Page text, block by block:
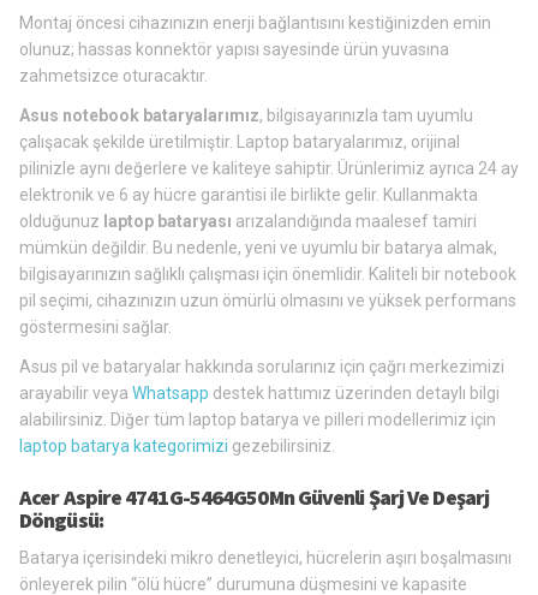
Montaj öncesi cihazınızın enerji bağlantısını kestiğinizden emin
olunuz; hassas konnektör yapısı sayesinde ürün yuvasına
zahmetsizce oturacaktır.
Asus notebook bataryalarımız, bilgisayarınızla tam uyumlu
çalışacak şekilde üretilmiştir. Laptop bataryalarımız, orijinal
pilinizle aynı değerlere ve kaliteye sahiptir. Ürünlerimiz ayrıca 24 ay
elektronik ve 6 ay hücre garantisi ile birlikte gelir. Kullanmakta
olduğunuz laptop bataryası arızalandığında maalesef tamiri
mümkün değildir. Bu nedenle, yeni ve uyumlu bir batarya almak,
bilgisayarınızın sağlıklı çalışması için önemlidir. Kaliteli bir notebook
pil seçimi, cihazınızın uzun ömürlü olmasını ve yüksek performans
göstermesini sağlar.
Asus pil ve bataryalar hakkında sorularınız için çağrı merkezimizi
arayabilir veya Whatsapp destek hattımız üzerinden detaylı bilgi
alabilirsiniz. Diğer tüm laptop batarya ve pilleri modellerimiz için
laptop batarya kategorimizi gezebilirsiniz.
Acer Aspire 4741G-5464G50Mn Güvenli Şarj Ve Deşarj
Döngüsü:
Batarya içerisindeki mikro denetleyici, hücrelerin aşırı boşalmasını
önleyerek pilin “ölü hücre” durumuna düşmesini ve kapasite